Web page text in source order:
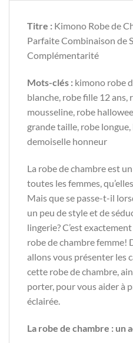
Titre : Kimono Robe de
Parfaite Combinaison de
Complémentarité
Mots-clés : kimono robe
blanche, robe fille 12 ans,
mousseline, robe
grande taille, robe
demoiselle honneur
La robe de chambre est
toutes les femmes,
Mais que se passe-t-il
un peu de style et de
lingerie? C’est
robe de chambre femme!
allons vous présenter les
cette robe de chambre,
porter, pour vous aider à
éclairée.
La robe de chambre : un